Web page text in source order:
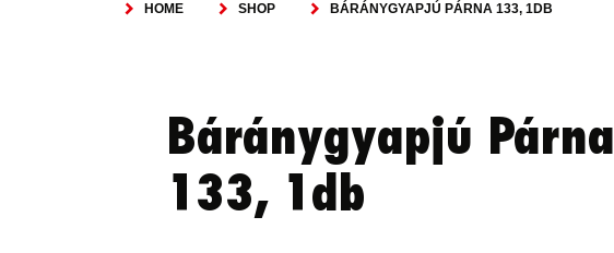
HOME SHOP BÁRÁNYGYAPJÚ PÁRNA 133, 1DB
Báránygyapjú Párna
133, 1db